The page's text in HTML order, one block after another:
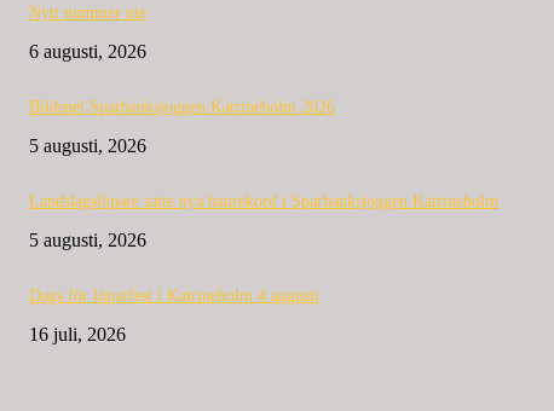
Nytt nummer ute
6 augusti, 2026
Bildspel Sparbanksjoggen Katrineholm 2026
5 augusti, 2026
Landslagslöpare satte nya banrekord i Sparbanksjoggen Katrineholm
5 augusti, 2026
Dags för löparfest i Katrineholm 4 augusti
16 juli, 2026